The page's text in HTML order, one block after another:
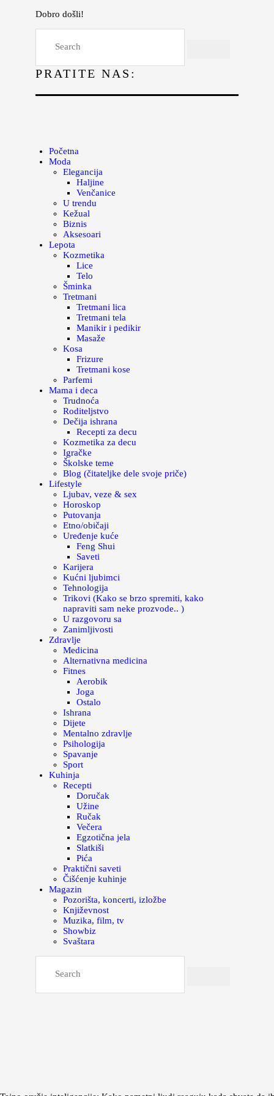
Dobro došli!
PRATITE NAS:
Početna
Moda
Elegancija
Haljine
Venčanice
U trendu
Kežual
Biznis
Aksesoari
Lepota
Kozmetika
Lice
Telo
Šminka
Tretmani
Tretmani lica
Tretmani tela
Manikir i pedikir
Masaže
Kosa
Frizure
Tretmani kose
Parfemi
Mama i deca
Trudnoća
Roditeljstvo
Dečija ishrana
Recepti za decu
Kozmetika za decu
Igračke
Školske teme
Blog (čitateljke dele svoje priče)
Lifestyle
Ljubav, veze & sex
Horoskop
Putovanja
Etno/običaji
Uređenje kuće
Feng Shui
Saveti
Karijera
Kućni ljubimci
Tehnologija
Trikovi (Kako se brzo spremiti, kako
napraviti sam neke prozvode.. )
U razgovoru sa
Zanimljivosti
Zdravlje
Medicina
Alternativna medicina
Fitnes
Aerobik
Joga
Ostalo
Ishrana
Dijete
Mentalno zdravlje
Psihologija
Spavanje
Sport
Kuhinja
Recepti
Doručak
Užine
Ručak
Večera
Egzotična jela
Slatkiši
Pića
Praktični saveti
Čišćenje kuhinje
Magazin
Pozorišta, koncerti, izložbe
Književnost
Muzika, film, tv
Showbiz
Svaštara
Lepota
Kuhinja
Magazin